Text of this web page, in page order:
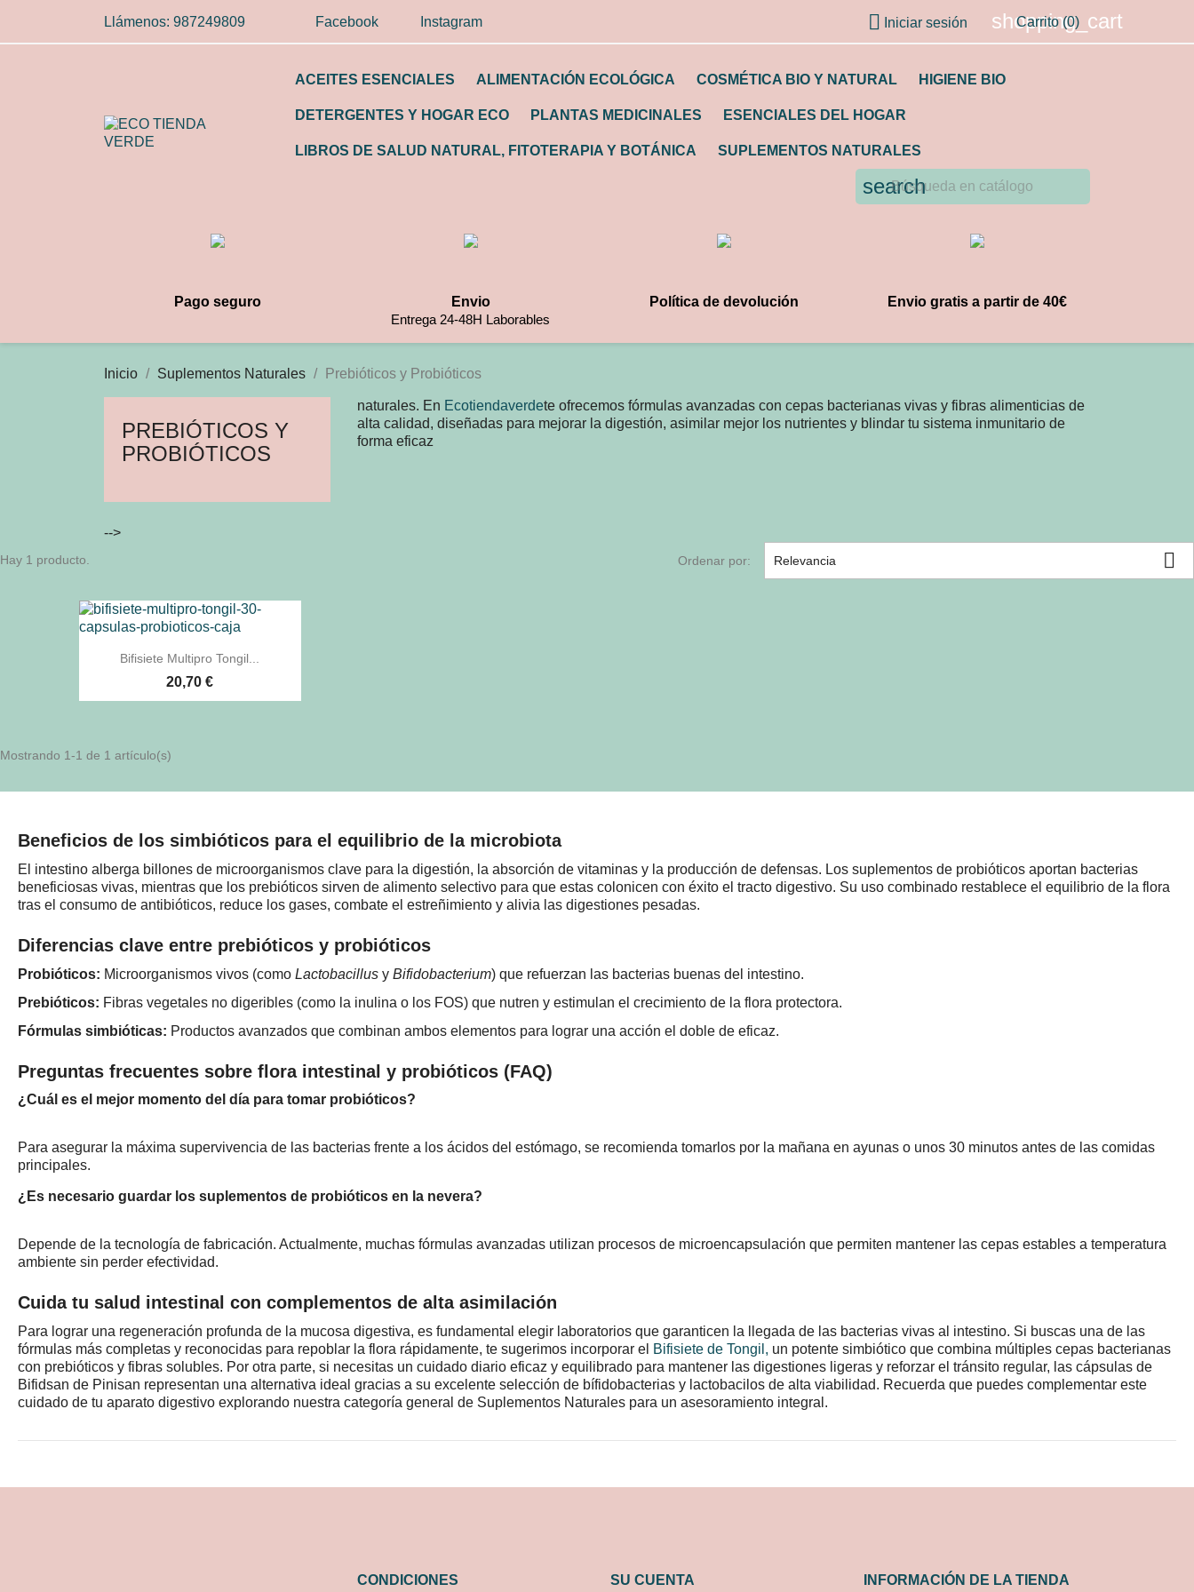
Llámenos: 987249809 Facebook Instagram  Iniciar sesión shopping_cart
Carrito (0)
ACEITES ESENCIALES ALIMENTACIÓN ECOLÓGICA COSMÉTICA BIO Y NATURAL HIGIENE BIO
DETERGENTES Y HOGAR ECO PLANTAS MEDICINALES ESENCIALES DEL HOGAR
LIBROS DE SALUD NATURAL, FITOTERAPIA Y BOTÁNICA SUPLEMENTOS NATURALES
search
Pago seguro
Envio
Entrega 24-48H Laborables
Política de devolución Envio gratis a partir de 40€
Inicio Suplementos Naturales Prebióticos y Probióticos
PREBIÓTICOS Y
PROBIÓTICOS
naturales. En Ecotiendaverdete ofrecemos fórmulas avanzadas con cepas bacterianas vivas y fibras alimenticias de
alta calidad, diseñadas para mejorar la digestión, asimilar mejor los nutrientes y blindar tu sistema inmunitario de
forma eficaz
-->
Hay 1 producto. Ordenar por: Relevancia 
 Vista rápida
Bifisiete Multipro Tongil...
20,70 €
Mostrando 1-1 de 1 artículo(s)
Beneficios de los simbióticos para el equilibrio de la microbiota
El intestino alberga billones de microorganismos clave para la digestión, la absorción de vitaminas y la producción de defensas. Los suplementos de probióticos aportan bacterias
beneficiosas vivas, mientras que los prebióticos sirven de alimento selectivo para que estas colonicen con éxito el tracto digestivo. Su uso combinado restablece el equilibrio de la flora
tras el consumo de antibióticos, reduce los gases, combate el estreñimiento y alivia las digestiones pesadas.
Diferencias clave entre prebióticos y probióticos
Probióticos: Microorganismos vivos (como Lactobacillus y Bifidobacterium) que refuerzan las bacterias buenas del intestino.
Prebióticos: Fibras vegetales no digeribles (como la inulina o los FOS) que nutren y estimulan el crecimiento de la flora protectora.
Fórmulas simbióticas: Productos avanzados que combinan ambos elementos para lograr una acción el doble de eficaz.
Preguntas frecuentes sobre flora intestinal y probióticos (FAQ)
¿Cuál es el mejor momento del día para tomar probióticos?
Para asegurar la máxima supervivencia de las bacterias frente a los ácidos del estómago, se recomienda tomarlos por la mañana en ayunas o unos 30 minutos antes de las comidas
principales.
¿Es necesario guardar los suplementos de probióticos en la nevera?
Depende de la tecnología de fabricación. Actualmente, muchas fórmulas avanzadas utilizan procesos de microencapsulación que permiten mantener las cepas estables a temperatura
ambiente sin perder efectividad.
Cuida tu salud intestinal con complementos de alta asimilación
Para lograr una regeneración profunda de la mucosa digestiva, es fundamental elegir laboratorios que garanticen la llegada de las bacterias vivas al intestino. Si buscas una de las
fórmulas más completas y reconocidas para repoblar la flora rápidamente, te sugerimos incorporar el Bifisiete de Tongil , un potente simbiótico que combina múltiples cepas bacterianas
con prebióticos y fibras solubles. Por otra parte, si necesitas un cuidado diario eficaz y equilibrado para mantener las digestiones ligeras y reforzar el tránsito regular, las cápsulas de
Bifidsan de Pinisan representan una alternativa ideal gracias a su excelente selección de bífidobacterias y lactobacilos de alta viabilidad. Recuerda que puedes complementar este
cuidado de tu aparato digestivo explorando nuestra categoría general de Suplementos Naturales para un asesoramiento integral.
CONDICIONES SU CUENTA INFORMACIÓN DE LA TIENDA